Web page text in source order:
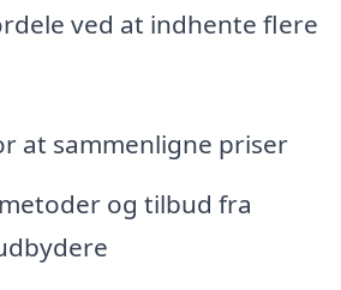
ved at indhente flere
at sammenligne priser
og tilbud fra